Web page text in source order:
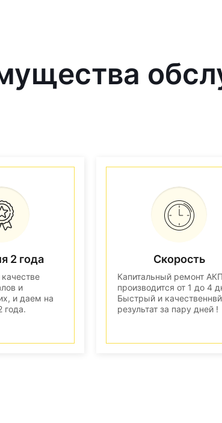
2 года
и
и даем на
года.
Скорость
Капитальный ремонт
производится от 1 до 4
Быстрый и качественнвй
результат за пару дней !